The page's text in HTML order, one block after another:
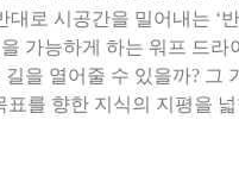
로 시공간을 밀어내는 ‘
가능하게 하는 워프 드라
을 열어줄 수 있을까? 그